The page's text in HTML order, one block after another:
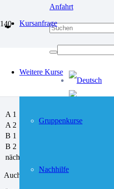
Anfahrt
Kursanfrage
Weitere Kurse
Gruppenkurse
Nachhilfe
Nutzen Sie
A 1
A 2
B 1
B 2
nächste Starts auf Anfrage
Auch wenn ein Kurs bereits